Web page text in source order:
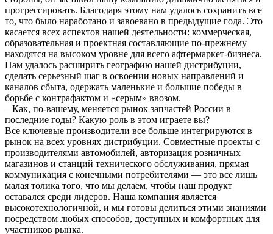
прогрессировать. Благодаря этому нам удалось сохранить все
то, что было наработано и завоевано в предыдущие года. Это
касается всех аспектов нашей деятельности: коммерческая,
образовательная и проектная составляющие по-прежнему
находятся на высоком уровне для всего афтермаркет-бизнеса.
Нам удалось расширить географию нашей дистрибуции,
сделать серьезный шаг в освоении новых направлений и
каналов сбыта, одержать маленькие и большие победы в
борьбе с контрафактом и «серым» ввозом.
– Как, по-вашему, меняется рынок запчастей России в
последние годы? Какую роль в этом играете вы?
Все ключевые производители все больше интегрируются в
рынок на всех уровнях дистрибуции. Совместные проекты с
производителями автомобилей, авторизация розничных
магазинов и станций технического обслуживания, прямая
коммуникация с конечными потребителями — это все лишь
малая толика того, что мы делаем, чтобы наш продукт
оставался среди лидеров. Наша компания является
высокотехнологичной, и мы готовы делиться этими знаниями
посредством любых способов, доступных и комфортных для
участников рынка.